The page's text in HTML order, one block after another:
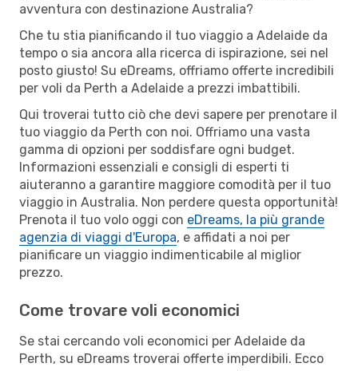
avventura con destinazione Australia?
Che tu stia pianificando il tuo viaggio a Adelaide da
tempo o sia ancora alla ricerca di ispirazione, sei nel
posto giusto! Su eDreams, offriamo offerte incredibili
per voli da Perth a Adelaide a prezzi imbattibili.
Qui troverai tutto ciò che devi sapere per prenotare il
tuo viaggio da Perth con noi. Offriamo una vasta
gamma di opzioni per soddisfare ogni budget.
Informazioni essenziali e consigli di esperti ti
aiuteranno a garantire maggiore comodità per il tuo
viaggio in Australia. Non perdere questa opportunità!
Prenota il tuo volo oggi con eDreams, la più grande
agenzia di viaggi d'Europa, e affidati a noi per
pianificare un viaggio indimenticabile al miglior
prezzo.
Come trovare voli economici
Se stai cercando voli economici per Adelaide da
Perth, su eDreams troverai offerte imperdibili. Ecco